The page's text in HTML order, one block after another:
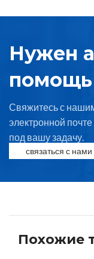
Нужен
помощь
Свяжитесь с
электронной
под вашу задачу.
связаться с нами
Похожие